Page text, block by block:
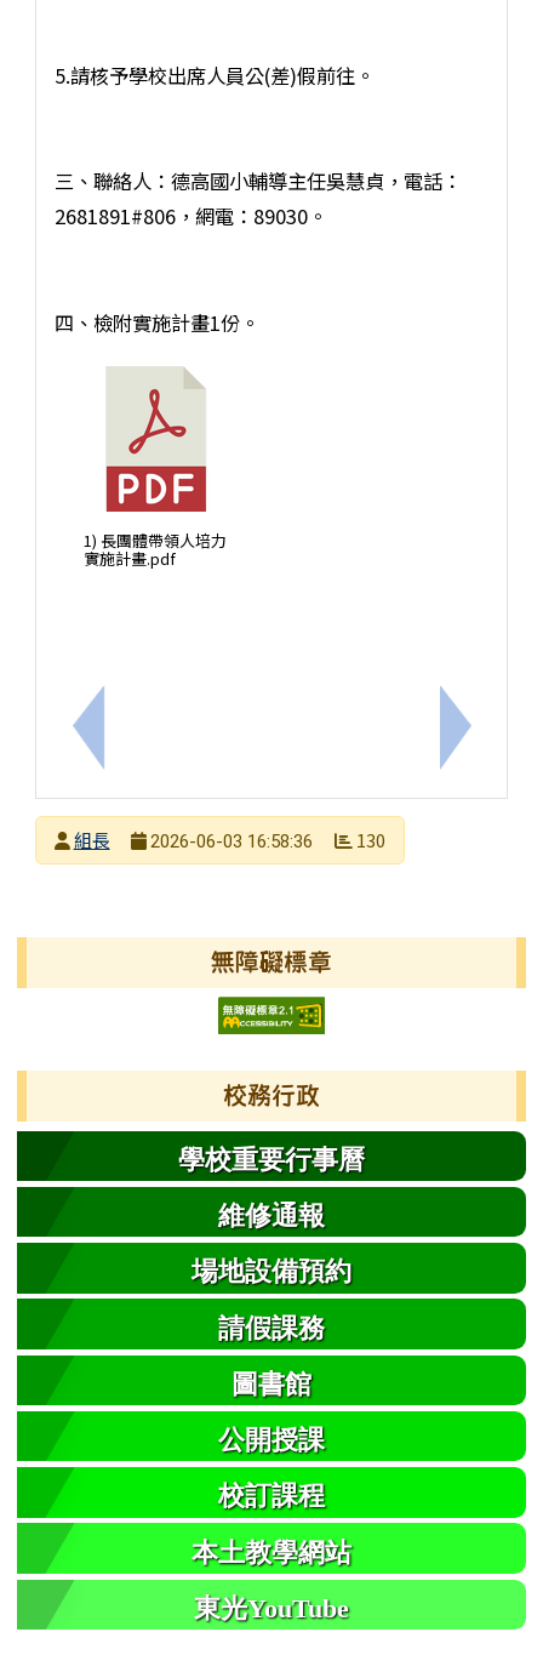
上一筆：轉知進修推廣處115年「兒童課後照顧服務
5.請核予學校出席人員公(差)假前往。
三、聯絡人：德高國小輔導主任吳慧貞，電話：
2681891#806，網電：89030。
四、檢附實施計畫1份。
1) 長團體帶領人培力
實施計畫.pdf
下一筆：
發布者
組長
2026-06-03 16:58:36 130
無障礙標章
校務行政
學校重要行事曆
維修通報
場地設備預約
請假課務
圖書館
公開授課
校訂課程
本土教學網站
東光YouTube